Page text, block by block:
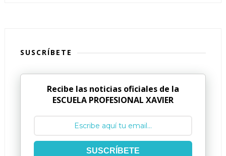
SUSCRÍBETE
Recibe las noticias oficiales de la
ESCUELA PROFESIONAL XAVIER
SUSCRÍBETE